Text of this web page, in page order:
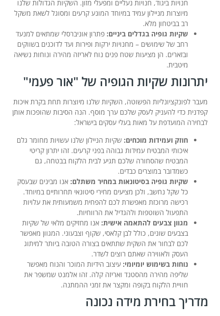
חנויות ביגוד, חנויות נעליים ומפעלי מזון. השקיות הגדולות שלנו
מיוצרות מניילון עמיד במיוחד המונע קרעים ומסוגל לשאת משקל
רב בביטחון מלא.
שקיות גופיה בגדלים ביניים: פתרון אוניברסלי שמתאים למנעד
רחב של שימושים – מחנויות ירקות ופירות ועד לדוכנים בשווקים
ובזארים. הן מציעות שטח פנים נוח לאריזה מהירה ונוחות נשיאה
מיטבית.
יתרונות שקיות הגופיה של "אור פעמי"
מעבר לפונקציונליות הפשוטה, השקיות שלנו מיוצרות תחת בקרת איכות
קפדנית כדי להעניק לעסק שלכם ערך מוסף. הנה הסיבות שהופכות אותן
לבחירה המועדפת על מאות בעלי עסקים בישראל:
חוזק ועמידות מוכחים: שקיות הניילון שלנו עשויות מחומר גלם
איכותי המבטיח עמידות גבוהה בפני קרעים. זהו יתרון קריטי
המבטיח שהסחורה שלכם תגיע לבית הלקוח בבטחה, גם
כשמדובר במוצרים כבדים.
שקיות גופיה בסיטונאות במחיר משתלם: אנו מבינים שבעסק
כל שקל נחשב, ולכן מציעים מחירי סיטונאי תחרותיים במיוחד.
רכישה מרוכזת מאפשרת לכם להפחית משמעותית את עלויות
התפעול השוטפות ולהגדיל את הרווחיות.
מגוון צבעים להתאמה אישית: אנו מחזיקים מלאי של שקיות
בצבעים שונים, כולל לבן קלאסי, שקוף וצבעוני. המגוון מאפשר
לכם לבחור את השקית שתתאים בצורה הטובה ביותר למיתוג
העסק ולאווירה שאתם רוצים לשדר.
נוחות בשימוש יומיומי: עיצוב הידיות המוכר והנוח מאפשר
שליפה מהירה מהסטנד ואריזה קלה. זהו אלמנט שמשפר את
חוויית הלקוח בקופה ומקצר את זמני ההמתנה.
מדריך בחירת מידה נכונה